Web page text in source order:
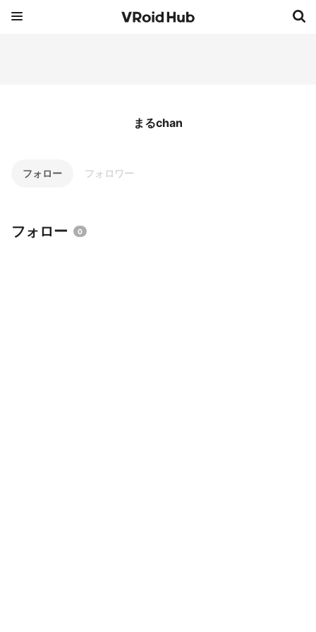
まるchan
フォロー フォロワー
フォロー 0